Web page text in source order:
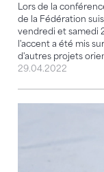
Lors de la
de la Fédération
vendredi et samedi
l'accent a été mis
d'autres projets
29.04.2022